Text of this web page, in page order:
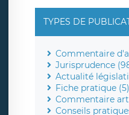
TYPES DE
Commentaire
Jurisprudence
Actualité
Fiche pratique (5)
Commentaire
Conseils